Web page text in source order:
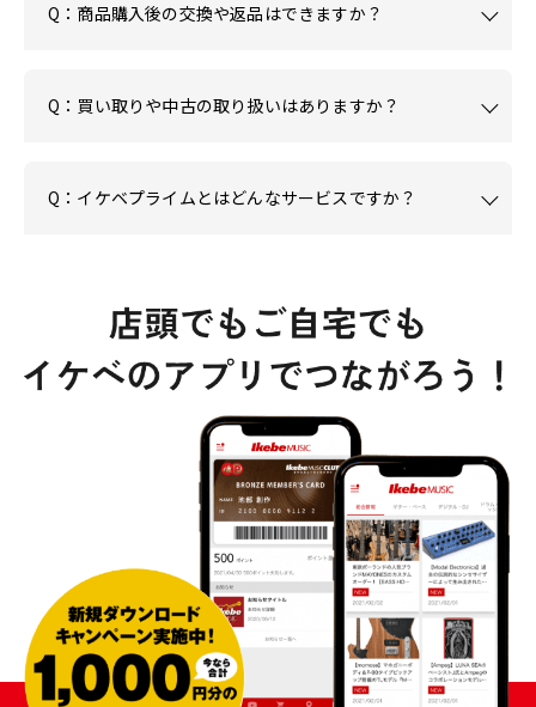
Q：商品購入後の交換や返品はできますか？
Q：買い取りや中古の取り扱いはありますか？
Q：イケベプライムとはどんなサービスですか？